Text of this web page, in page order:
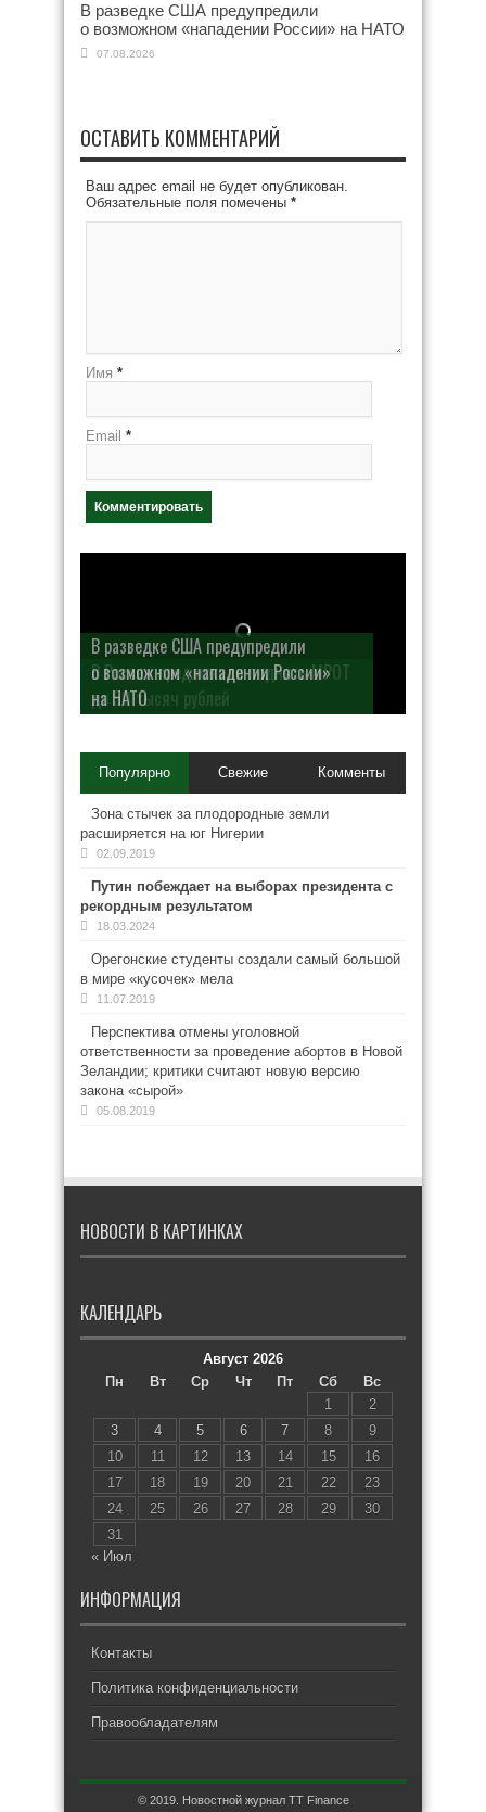
В разведке США предупредили
о возможном «нападении России» на НАТО
07.08.2026
ОСТАВИТЬ КОММЕНТАРИЙ
Ваш адрес email не будет опубликован.
Обязательные поля помечены *
Имя *
Email *
В разведке США предупредили
о возможном «нападении России»
на НАТО
Популярно Свежие Комменты
Зона стычек за плодородные земли
расширяется на юг Нигерии
02.09.2019
Путин побеждает на выборах президента с
рекордным результатом
18.03.2024
Орегонские студенты создали самый большой
в мире «кусочек» мела
11.07.2019
Перспектива отмены уголовной
ответственности за проведение абортов в Новой
Зеландии; критики считают новую версию
закона «сырой»
05.08.2019
НОВОСТИ В КАРТИНКАХ
КАЛЕНДАРЬ
Август 2026
Пн
Вт Ср Чт Пт Сб
Вс
1
2
3
4 5 6 7 8
9
10
11 12 13 14 15
16
17
18 19 20 21 22
23
24
25 26 27 28 29
30
31
« Июл
ИНФОРМАЦИЯ
Контакты
Политика конфиденциальности
Правообладателям
© 2019. Новостной журнал TT Finance